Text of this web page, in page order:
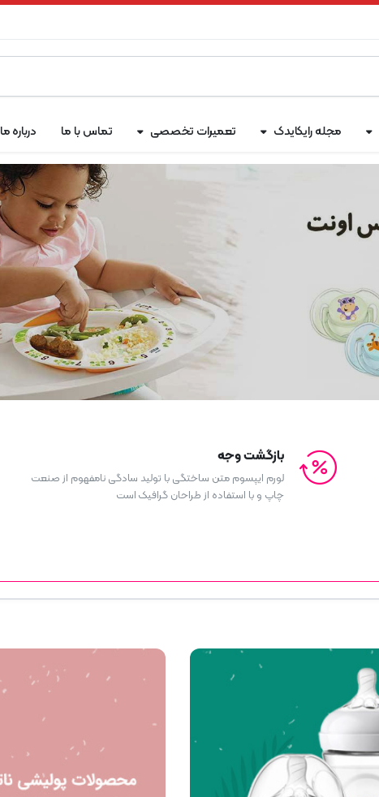
مجله رایکایدک تعمیرات تخصصی تماس با ما درباره ما
بازگشت وجه
لورم ایپسوم متن ساختگی با تولید سادگی نامفهوم از صنعت
چاپ و با استفاده از طراحان گرافیک است